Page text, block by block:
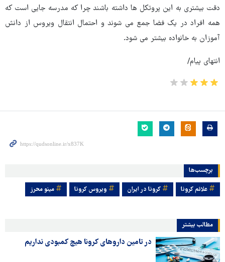
دقت بیشتری به این پروتکل ها داشته باشند چرا که مدرسه جایی است که
همه افراد در یک فضا جمع می شوند و احتمال انتقال ویروس از دانش
آموزان به خانواده بیشتر می شود.
انتهای پیام/
برچسب‌ها
علائم کرونا کرونا در ایران ویروس کرونا مینو محرز
مطالب بیشتر
در تامین داروهای کرونا هیچ کمبودی نداریم